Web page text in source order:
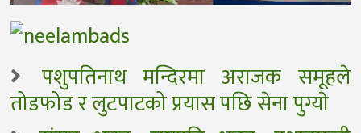
पशुपतिनाथ मन्दिरमा अराजक समूहले
तोडफोड र लुटपाटको प्रयास पछि सेना पुग्याे